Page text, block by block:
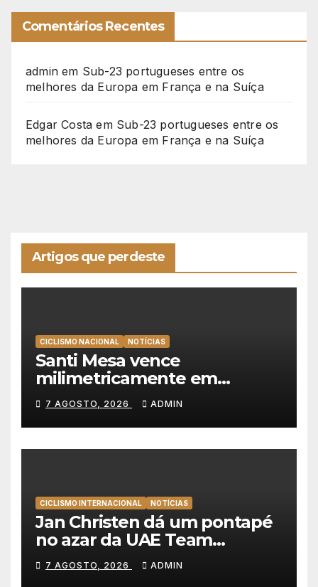
Comentários Recentes
admin em Sub-23 portugueses entre os
melhores da Europa em França e na Suíça
Edgar Costa em Sub-23 portugueses entre os
melhores da Europa em França e na Suíça
Artigos que perdeste
CICLISMO NACIONAL NOTÍCIAS
Santi Mesa vence
milimetricamente em
Albufeira, Rui Oliveira
mantém a amarela da Volta a
Portugal
7 AGOSTO, 2026 ADMIN
CICLISMO INTERNACIONAL NOTÍCIAS
Jan Christen dá um pontapé
no azar da UAE Team
Emirates e vence na Volta a
Polónia
7 AGOSTO, 2026 ADMIN